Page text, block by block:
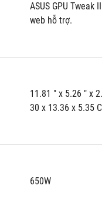
ASUS GPU
web hỗ trợ.
11.81 " x 5.26 " x
30 x 13.36 x 5.35
650W